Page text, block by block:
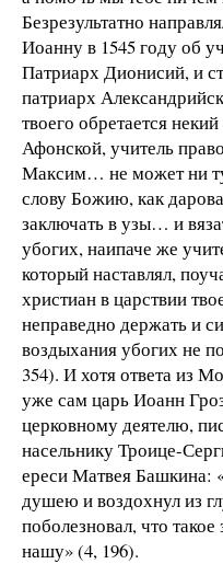
Безрезультатно
Иоанну в 1545 году об
Патриарх Дионисий, и
патриарх
твоего обретается
Афонской, учитель
Максим… не может ни
слову Божию, как
заключать в узы… и
убогих, наипаче же
который наставлял,
христиан в царствии
неправедно держать и
воздыхания убогих не
354). И хотя ответа из
уже сам царь Иоанн
церковному деятелю,
насельнику Троице-
ереси Матвея Башкина:
душею и воздохнул из
поболезновал, что
нашу» (4, 196).